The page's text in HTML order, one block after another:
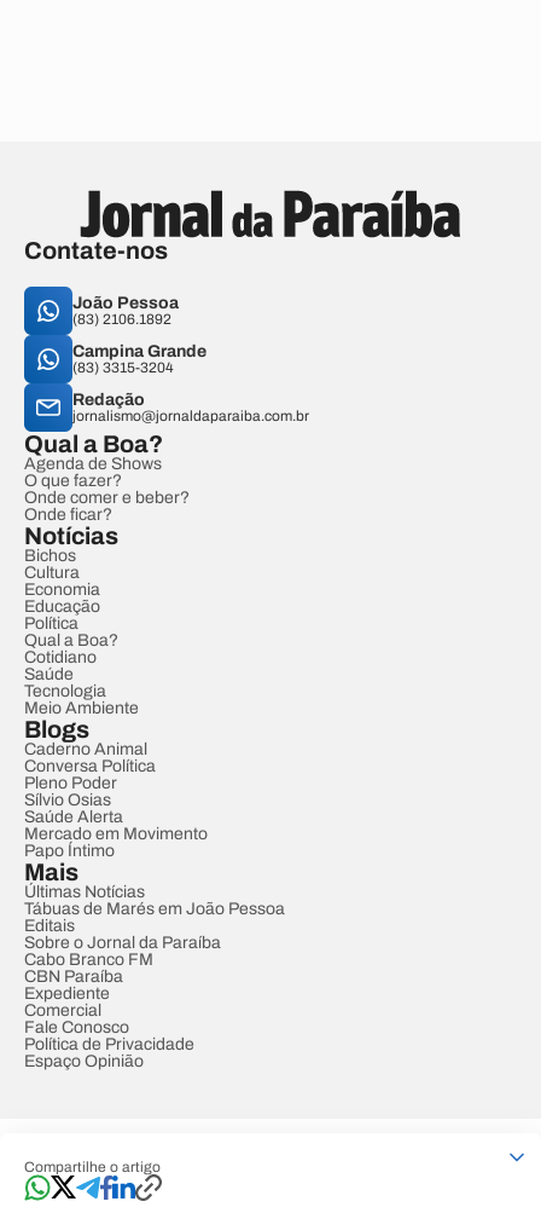
Compartilhe o artigo
Contate-nos
João Pessoa
(83) 2106.1892
Campina Grande
(83) 3315-3204
Redação
jornalismo@jornaldaparaiba.com.br
Qual a Boa?
Agenda de Shows
O que fazer?
Onde comer e beber?
Onde ficar?
Notícias
Bichos
Cultura
Economia
Educação
Política
Qual a Boa?
Cotidiano
Saúde
Tecnologia
Meio Ambiente
Blogs
Caderno Animal
Conversa Política
Pleno Poder
Sílvio Osias
Saúde Alerta
Mercado em Movimento
Papo Íntimo
Mais
Últimas Notícias
Tábuas de Marés em João Pessoa
Editais
Sobre o Jornal da Paraíba
Cabo Branco FM
CBN Paraíba
Expediente
Comercial
Fale Conosco
Política de Privacidade
Espaço Opinião
Developed by Designed by